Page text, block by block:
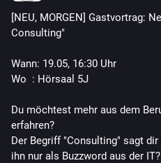
[NEU, MORGEN] Gastvortrag:
Consulting"
Wann: 19.05, 16:30 Uhr
Wo  : Hörsaal 5J
Du möchtest mehr aus dem
erfahren?
Der Begriff "Consulting" sagt dir
ihn nur als Buzzword aus der IT?